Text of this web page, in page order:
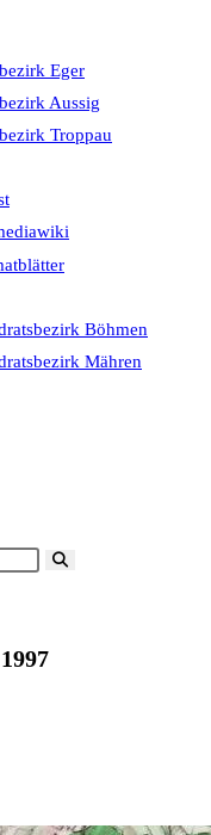
Eger
Aussig
Troppau
Böhmen
Mähren